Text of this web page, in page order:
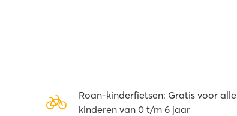
Roan-kinderfietsen: Gratis voor alle
kinderen van 0 t/m 6 jaar